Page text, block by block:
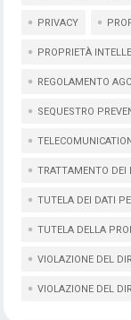
PRIVACY
PROPRIETÀ
REGOLAMENTO
SEQUESTRO
TRATTAMENTO DEI
TUTELA DEI DATI
TUTELA DELLA
VIOLAZIONE DEL
VIOLAZIONE DEL